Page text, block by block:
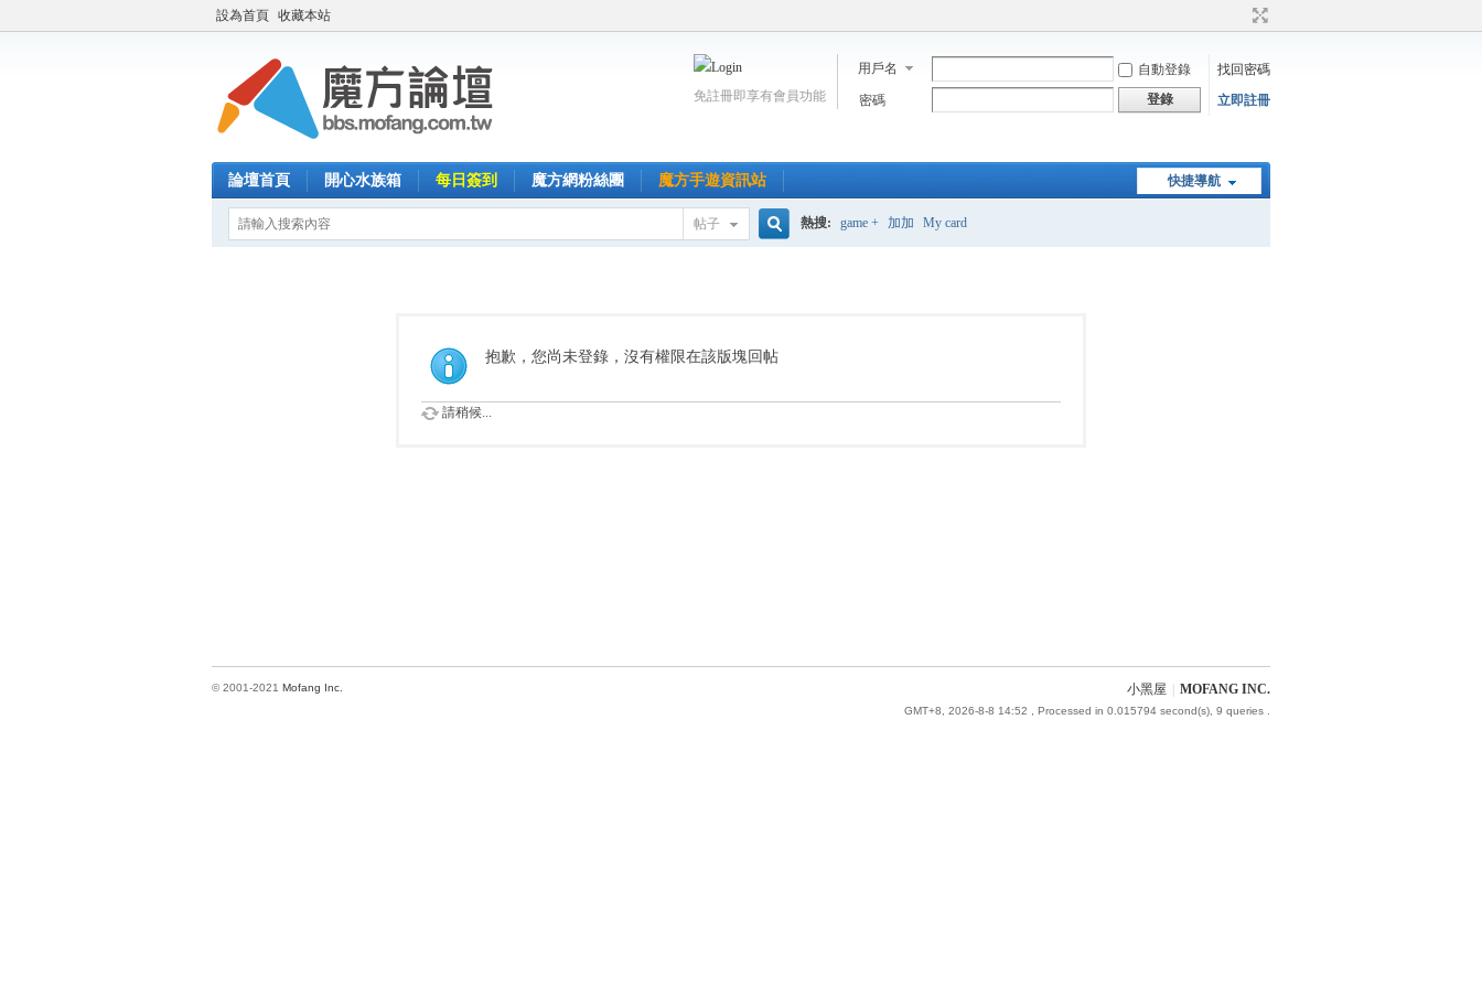
設為首頁 收藏本站
用戶名 自動登錄
找回密碼
密碼
登錄 立即註冊
免註冊即享有會員功能
快捷導航
論壇首頁 開心水族箱 每日簽到 魔方網粉絲團 魔方手遊資訊站
帖子
索
熱搜: game + 加加 My card
抱歉，您尚未登錄，沒有權限在該版塊回帖
請稍候...
小黑屋 MOFANG INC.
GMT+8, 2026-8-8 14:52 , Processed in 0.015794 second(s), 9 queries .
© 2001-2021 Mofang Inc.